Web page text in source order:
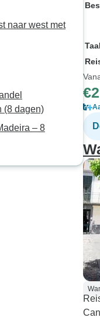
naar west met
(8 dagen)
– 8
Taal